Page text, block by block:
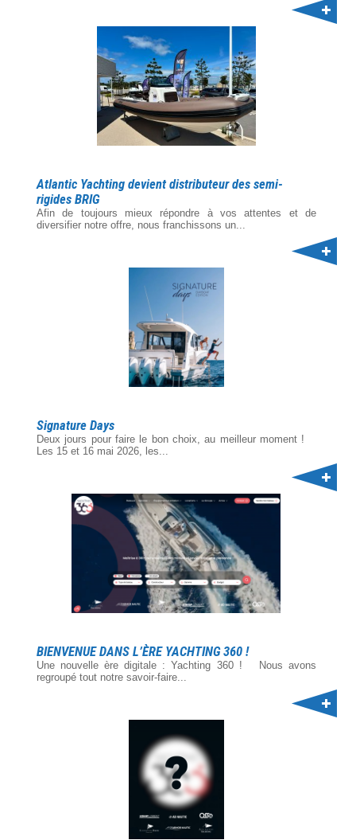
Atlantic Yachting devient distributeur des semi-
rigides BRIG
Afin de toujours mieux répondre à vos attentes et de
diversifier notre offre, nous franchissons un...
Signature Days
Deux jours pour faire le bon choix, au meilleur moment !
Les 15 et 16 mai 2026, les...
BIENVENUE DANS L’ÈRE YACHTING 360 !
Une nouvelle ère digitale : Yachting 360 ! Nous avons
regroupé tout notre savoir-faire...